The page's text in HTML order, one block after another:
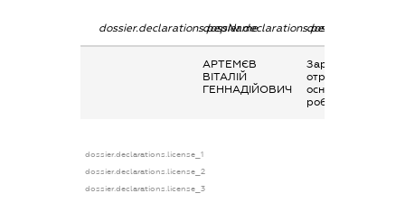
dossier.declarations.pepNamedossier.declarations.personName
АРТЕМЄВ
ВІТАЛІЙ
ГЕННАДІЙОВИЧ
Заробітна плата
отримана за
основним місцем
роботи
dossier.declarations.license_1
dossier.declarations.license_2
dossier.declarations.license_3